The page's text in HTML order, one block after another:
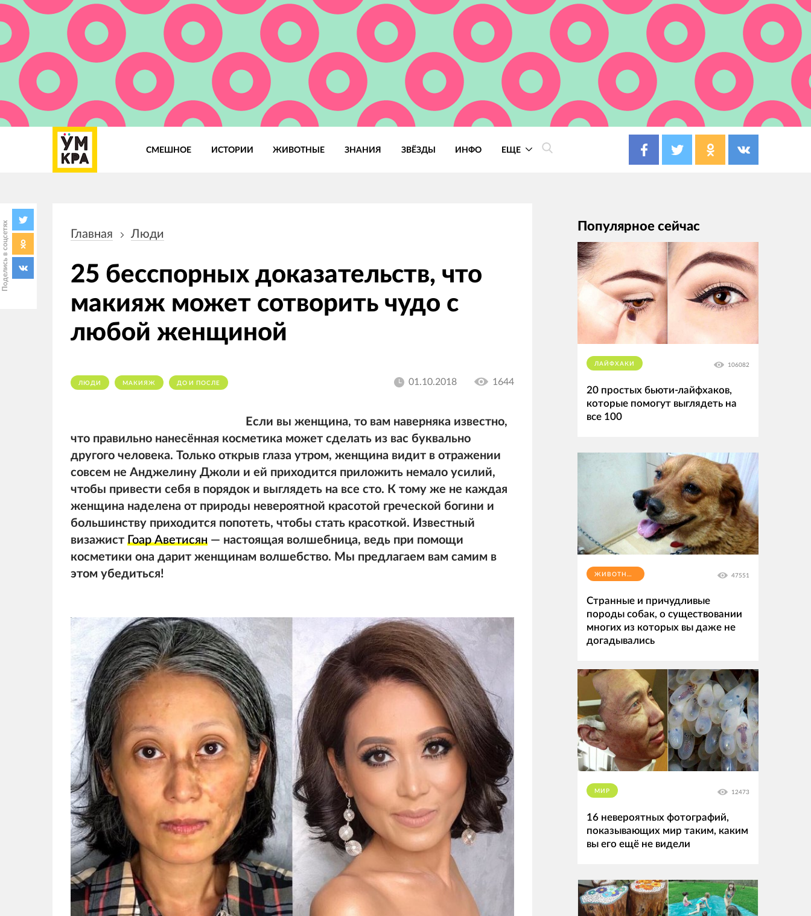
СМЕШНОЕ ИСТОРИИ ЖИВОТНЫЕ ЗНАНИЯ ЗВЁЗДЫ ИНФО ЕЩЕ
Поделись в соцсетях навигации
Главная Люди
25 бесспорных доказательств, что
макияж может сотворить чудо с
любой женщиной
ЛЮДИ МАКИЯЖ ДО И ПОСЛЕ 01.10.2018 1644
Если вы женщина, то вам наверняка известно,
что правильно нанесённая косметика может сделать из вас буквально
другого человека. Только открыв глаза утром, женщина видит в отражении
совсем не Анджелину Джоли и ей приходится приложить немало усилий,
чтобы привести себя в порядок и выглядеть на все сто. К тому же не каждая
женщина наделена от природы невероятной красотой греческой богини и
большинству приходится попотеть, чтобы стать красоткой. Известный
визажист Гоар Аветисян — настоящая волшебница, ведь при помощи
косметики она дарит женщинам волшебство. Мы предлагаем вам самим в
этом убедиться!
Популярное сейчас
ЛАЙФХАКИ 106082
20 простых бьюти-лайфхаков,
которые помогут выглядеть на
все 100
ЖИВОТНЫЕ 47551
Странные и причудливые
породы собак, о существовании
многих из которых вы даже не
догадывались
МИР 12473
16 невероятных фотографий,
показывающих мир таким, каким
вы его ещё не видели